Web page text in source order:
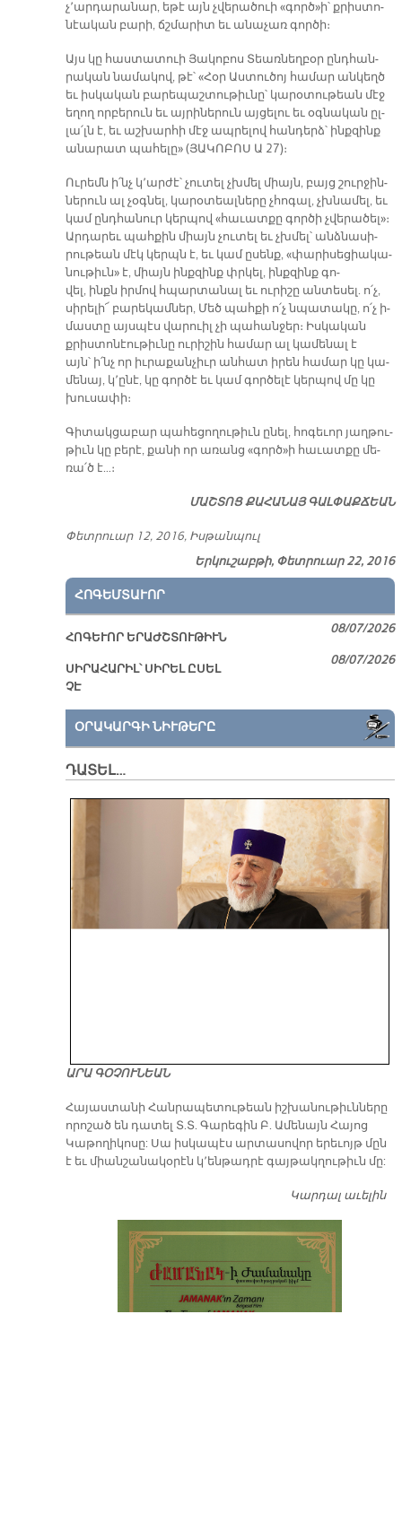
չ՚ար­դա­րա­նար, ե­թէ այն չվե­րա­ծուի «գործ»ի՝ քրիս­տո­
նէա­կան բա­րի, ճշմա­րիտ եւ ա­նա­չառ գոր­ծի։
Այս կը հաս­տա­տուի Յա­կո­բոս Տեառ­նեղ­բօր ընդ­հան­
րա­կան նա­մա­կով, թէ՝ «Հօր Աս­տու­ծոյ հա­մար ան­կեղծ
եւ իս­կա­կան բա­րե­պաշ­տու­թիւ­նը՝ կա­րօ­տու­թեան մէջ
ե­ղող որ­բե­րուն եւ այ­րի­նե­րուն այ­ցե­լու եւ օգ­նա­կան ըլ­
լա՛լն է, եւ աշ­խար­հի մէջ ապ­րե­լով հան­դերձ՝ ինք­զինք
ա­նա­րատ պա­հե­լը» (ՅԱ­ԿՈ­ԲՈՍ Ա 27)։­
Ու­րեմն ի՛նչ կ՚ար­ժէ՝ չու­տել չխմել միայն, բայց շուր­ջին­
նե­րուն ալ չօգ­նել, կա­րօ­տեալ­նե­րը չհո­գալ, չխնա­մել, եւ
կամ ընդ­հա­նուր կեր­պով «հա­ւատ­քը գոր­ծի չվե­րա­ծել»։
Ար­դա­րեւ պահ­քին միայն չու­տել եւ չխմել՝ անձ­նա­սի­
րու­թեան մէկ կերպն է, եւ կամ ը­սենք, «փա­րի­սե­ցիա­կա­
նու­թիւն» է, միայն ինք­զինք փրկել, ինք­զինք գո­
վել, ինքն իր­մով հպար­տա­նալ եւ ու­րի­շը ան­տե­սել. ո՛չ,
սի­րե­լի՜ բա­րե­կամ­ներ, Մեծ պահ­քի ո՛չ նպա­տա­կը, ո՛չ ի­
մաս­տը այս­պէս վա­րուիլ չի պա­հան­ջեր։ Իս­կա­կան
քրիս­տո­նէու­թիւ­նը ու­րի­շին հա­մար ալ կա­մե­նալ է
այն՝ ի՛նչ որ իւ­րա­քան­չիւր ան­հատ ի­րեն հա­մար կը կա­
մե­նայ, կ՚ը­նէ, կը գոր­ծէ եւ կամ գոր­ծե­լէ կեր­պով մը կը
խու­սա­փի։
Գի­տակ­ցա­բար պա­հե­ցո­ղու­թիւն ը­նել, հո­գե­ւոր յաղ­թու­
թիւն կը բե­րէ, քա­նի որ ա­ռանց «գործ»ի հա­ւատ­քը մե­
ռա՛ծ է…։
ՄԱՇ­ՏՈՑ ՔԱ­ՀԱ­ՆԱՅ ԳԱԼ­ՓԱՔ­ՃԵԱՆ
Փետ­րուար 12, 2016, Իս­թան­պուլ
Երկուշաբթի, Փետրուար 22, 2016
ՀՈԳԵՄՏԱՒՈՐ
ՀՈԳԵՒՈՐ ԵՐԱԺՇՏՈՒԹԻՒՆ
08/07/2026
ՍԻՐԱՀԱՐԻԼ՝ ՍԻՐԵԼ ԸՍԵԼ
ՉԷ
08/07/2026
ՕՐԱԿԱՐԳԻ ՆԻՒԹԵՐԸ
ԴԱՏԵԼ…
ԱՐԱ ԳՕՉՈՒՆԵԱՆ
​Հայաստանի Հանրապետութեան իշխանութիւնները
որոշած են դատել Տ.Տ. Գարեգին Բ. Ամենայն Հայոց
Կաթողիկոսը: Սա իսկապէս արտասովոր երեւոյթ մըն
է եւ միանշանակօրէն կ՚ենթադրէ գայթակղութիւն մը:
Կարդալ աւելին